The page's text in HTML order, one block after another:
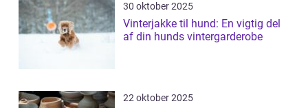
30 oktober 2025
Vinterjakke til hund: En vigtig del
af din hunds vintergarderobe
22 oktober 2025